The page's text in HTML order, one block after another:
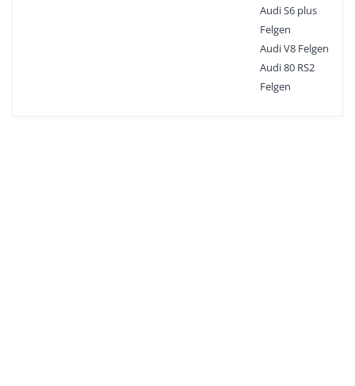
Audi S6 plus
Felgen
Audi V8 Felgen
Audi 80 RS2
Felgen